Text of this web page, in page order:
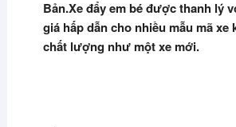
Bản.Xe đẩy em bé được thanh lý
giá hấp dẫn cho nhiều mẫu mã xe
chất lượng như một xe mới.